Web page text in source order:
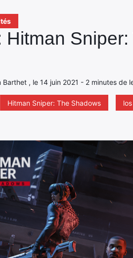
Hitman
Barthet , le 14 juin 2021 - 2 minutes de
Hitman Sniper: The Shadows